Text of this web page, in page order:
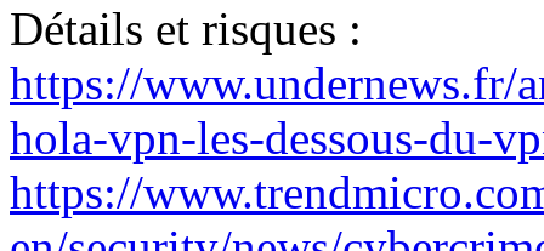
Détails et risques :
https://www.undernews.fr/
hola-vpn-les-dessous-du-
https://